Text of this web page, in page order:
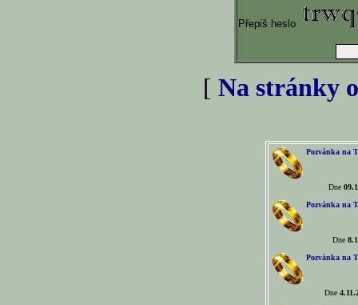
Přepiš heslo
[ Na stránky
Pozvánka na
Dne
Pozvánka na
Dne
Pozvánka na
Dne